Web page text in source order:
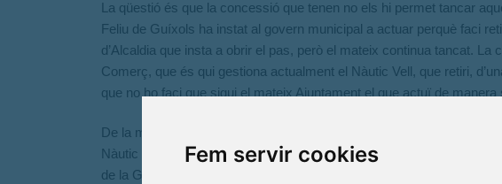
Fem servir cookies
La qüestió és que la concessió que tenen no els hi permet tancar
Feliu de Guíxols ha instat al govern municipal a actuar perquè faci
d’Alcaldia que insta a obrir el pas, però el mateix continua tancat.
Comerç, que és qui gestiona actualment el Nàutic Vell, que retiri,
que no ho faci que sigui el mateix Ajuntament el que actuï de manera
De la mateixa manera que es pot anar a passejar al moll i arribar fins
Nàutic Vell i arribar fins a la glorieta de pedra que hi ha al final. Com
de la Generalitat, que estan declarats com espais lliures i que per